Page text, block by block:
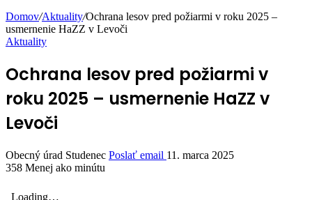
Domov/Aktuality/Ochrana lesov pred požiarmi v roku 2025 –
usmernenie HaZZ v Levoči
Aktuality
Ochrana lesov pred požiarmi v
roku 2025 – usmernenie HaZZ v
Levoči
Obecný úrad Studenec Poslať email 11. marca 2025
358 Menej ako minútu